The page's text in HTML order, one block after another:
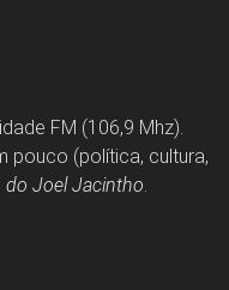
FM (106,9 Mhz).
pouco (política, cultura,
do Joel Jacintho.